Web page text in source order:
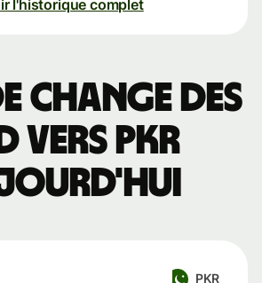
l'historique complet
change des
vers PKR
PKR